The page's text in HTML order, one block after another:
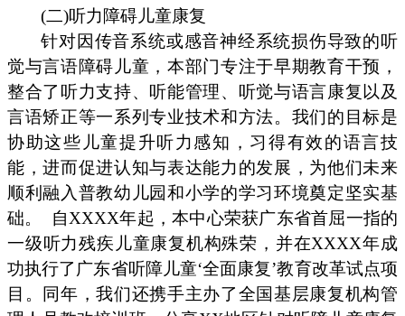
(二)听力障碍儿童康复
针对因传音系统或感音神经系统损伤导致的听
觉与言语障碍儿童，本部门专注于早期教育干预，
整合了听力支持、听能管理、听觉与语言康复以及
言语矫正等一系列专业技术和方法。我们的目标是
协助这些儿童提升听力感知，习得有效的语言技
能，进而促进认知与表达能力的发展，为他们未来
顺利融入普教幼儿园和小学的学习环境奠定坚实基
础。
自XXXX年起，本中心荣获广东省首屈一指的
一级听力残疾儿童康复机构殊荣，并在XXXX年成
功执行了广东省听障儿童‘全面康复’教育改革试点项
目。同年，我们还携手主办了全国基层康复机构管